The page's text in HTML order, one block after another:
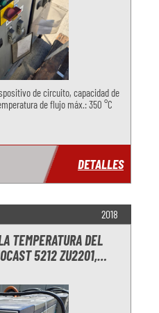
de circuito, capacidad de
de flujo máx.: 350 °C
DETALLES
2018
TEMPERATURA DEL
5212 ZU2201,